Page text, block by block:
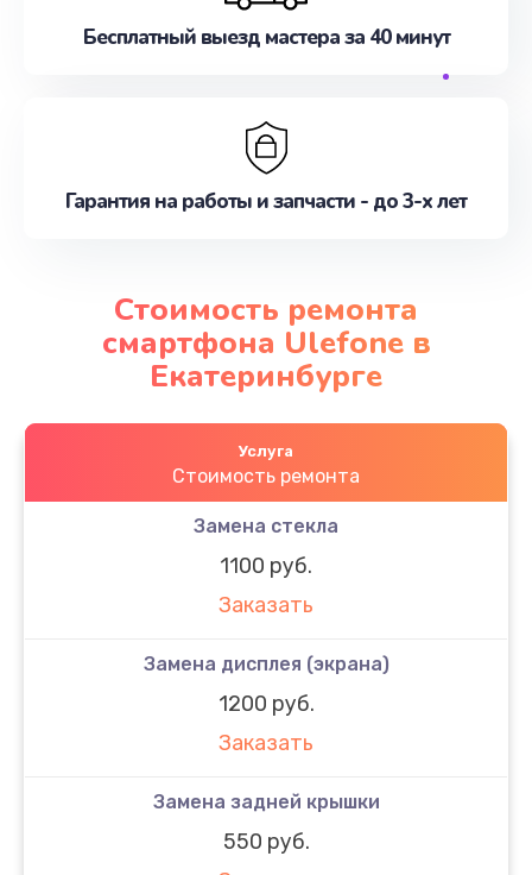
Бесплатный выезд мастера за 40 минут
Гарантия на работы и запчасти - до 3-х лет
Стоимость ремонта
смартфона Ulefone в
Екатеринбурге
Услуга
Стоимость ремонта
Замена стекла
1100 руб.
Заказать
Замена дисплея (экрана)
1200 руб.
Заказать
Замена задней крышки
550 руб.